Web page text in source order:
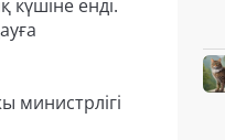
күшіне енді.
министрлігі